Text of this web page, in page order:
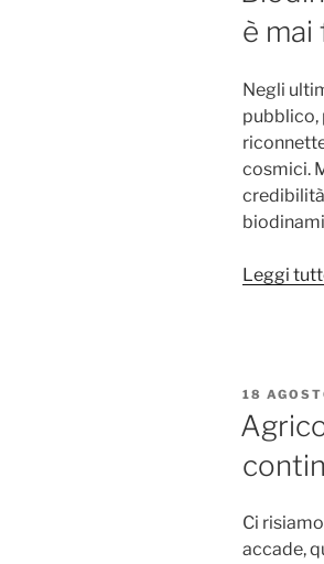
è mai
Negli
pubblico,
cosmici.
Leggi
18
Ci
accade,